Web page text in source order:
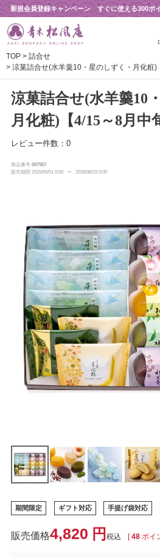
新規会員登録キャンペーン すぐに使える300ポ
TOP
詰合せ
涼菓詰合せ(水羊羹10・星のしずく・月化粧)
涼菓詰合せ(水羊羹10
月化粧)【4/15～8月中
レビュー件数：0
商品番号 007957
販売期間 2026/06/01 0:00 〜 2026/08/15 0:00
期間限定 ギフト対応 手提げ袋対応
4,820 税込 [ 48 ポイ